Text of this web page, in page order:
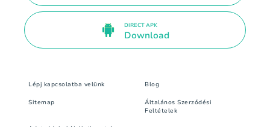
DIRECT APK
Download
Lépj kapcsolatba velünk Blog
Sitemap
Általános Szerződési
Feltételek